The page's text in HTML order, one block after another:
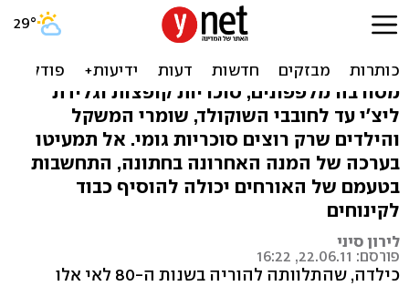
קינוחים בחתונה: מתוק לכל
מסורבה מלפפונים, סוכריות קופצות וגלידת
ליצ'י עד לחובבי השוקולד, שומרי המשקל
והילדים שרק רוצים סוכריות גומי. אל תמעיטו
בערכה של המנה האחרונה בחתונה, התחשבות
בטעמם של האורחים יכולה להוסיף כבוד
לקינוחים
לירון סיני
פורסם: 22.06.11, 16:22
כילדה, שהתלוותה להוריה בשנות ה-80 לאי אלו